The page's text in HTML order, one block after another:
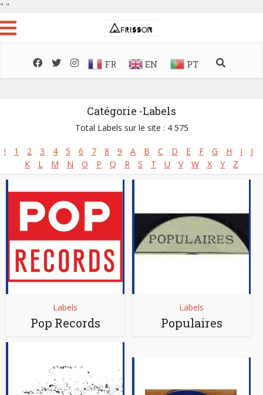
" "
FR EN PT
Catégorie -Labels
Total Labels sur le site : 4 575
! 1 2 3 4 5 6 7 8 9 A B C D E F G H I
J
K
L M N O P Q R S T U V W X Y Z
Labels
Pop Records
Labels
Populaires